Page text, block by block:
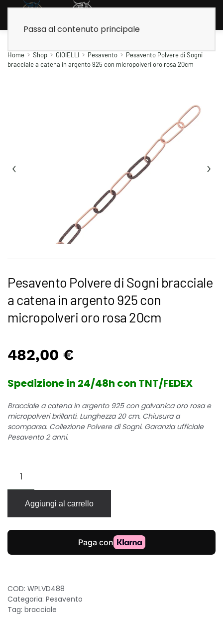
Passa al contenuto principale
Home Shop GIOIELLI Pesavento
Pesavento Polvere di Sogni
bracciale a catena in argento 925 con micropolveri oro rosa 20cm
Pesavento Polvere di Sogni bracciale
a catena in argento 925 con
micropolveri oro rosa 20cm
482,00 €
Spedizione in 24/48h con TNT/FEDEX
Bracciale a catena in argento 925 con galvanica oro rosa e
micropolveri brillanti. Lunghezza 20 cm. Chiusura a
scomparsa. Collezione Polvere di Sogni. Garanzia ufficiale
Pesavento 2 anni.
Polvere
di
bracciale
a
catena
argento
oro
rosa
20cm
Aggiungi al carrello
COD: WPLVD488
Categoria: Pesavento
Tag: bracciale